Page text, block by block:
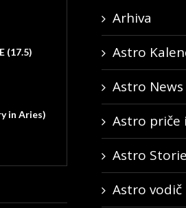
(17.5)
in Aries)
Arhiva
Astro
Astro News
Astro priče
Astro
Astro vodič